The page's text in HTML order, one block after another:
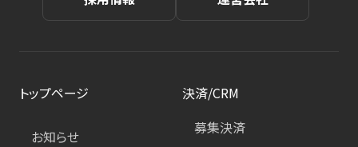
トップページ
お知らせ
決済/CRM
募集決済